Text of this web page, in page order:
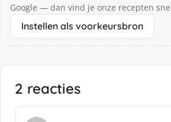
Google — dan vind je onze recepten
Instellen als voorkeursbron
2 reacties